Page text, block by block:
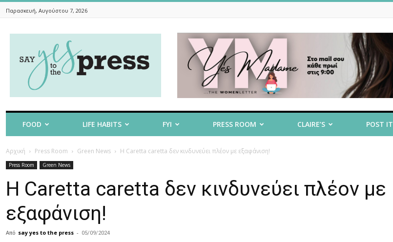
Παρασκευή, Αυγούστου 7, 2026
To
The
FOOD LIFE HABITS FYI PRESS ROOM CLAIRE’S POST IT
Αρχική Press Room Green News Η Caretta caretta δεν κινδυνεύει πλέον με εξαφάνιση!
Press Room Green News
Η Caretta caretta δεν κινδυνεύει πλέον με
εξαφάνιση!
Από say yes to the press - 05/09/2024